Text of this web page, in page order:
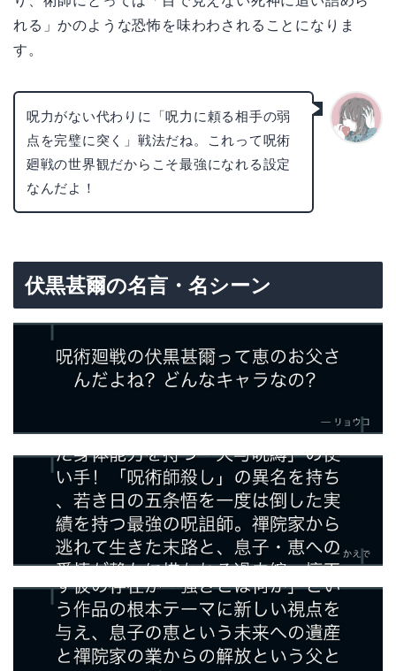
れる」かのような恐怖を味わわされることになりま
す。
呪力がない代わりに「呪力に頼る相手の弱
点を完璧に突く」戦法だね。これって呪術
廻戦の世界観だからこそ最強になれる設定
なんだよ！
伏黒甚爾の名言・名シーン